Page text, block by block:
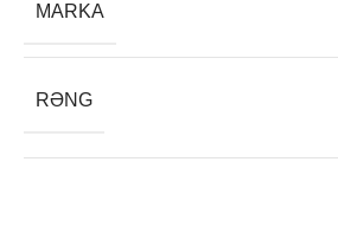
MARKA
RƏNG